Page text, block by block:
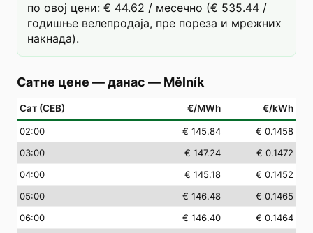
по овој цени: € 44.62 / месечно (€ 535.44 /
годишње велепродаја, пре пореза и мрежних
накнада).
Сатне цене — данас — Mělník
Сат (СЕВ) €/MWh €/kWh
02:00 € 145.84
€ 0.1458
03:00 € 147.24
€ 0.1472
04:00 € 145.18
€ 0.1452
05:00 € 146.48
€ 0.1465
06:00 € 146.40
€ 0.1464